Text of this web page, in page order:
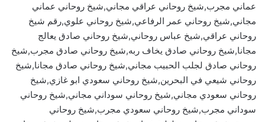
عماني مجرب,شيخ روحاني عراقي مجاني,شيخ روحاني عماني
مجاني,شيخ روحاني عمر الرفاعي,شيخ روحاني علوي,رقم شيخ
روحاني عراقي,شيخ عباس روحاني,شيخ روحاني صادق يعالج
مجانا,شيخ روحاني صادق يخاف ربه,شيخ روحاني صادق مجرب,شيخ
روحاني صادق لجلب الحبيب مجاني,شيخ روحاني صادق مجانا,شيخ
روحاني شيعي في البحرين,شيخ روحاني سعودي ابو غازي,شيخ
روحاني سعودي مجاني,شيخ روحاني سوداني مجاني,شيخ روحاني
سوداني مجرب,شيخ روحاني سعودي مجرب,شيخ روحاني